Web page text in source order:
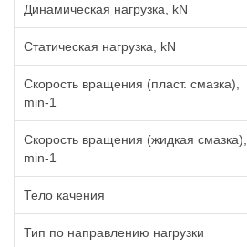
Динамическая нагрузка, kN
Статическая нагрузка, kN
Скорость вращения (пласт. смазка),
min-1
Скорость вращения (жидкая смазка),
min-1
Тело качения
Тип по направлению нагрузки